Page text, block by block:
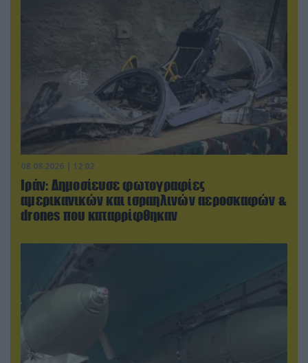
08.08.2026 | 12:02
Ιράν: Δημοσίευσε φωτογραφίες
αμερικανικών και ισραηλινών αεροσκαφών &
drones που καταρρίφθηκαν